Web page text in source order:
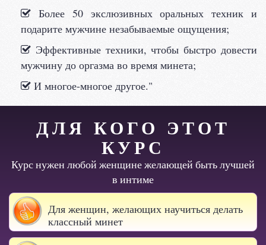
Более 50 экслюзивных оральных техник и
подарите мужчине незабываемые ощущения;
Эффективные техники, чтобы быстро довести
мужчину до оргазма во время минета;
И многое-многое другое."
ДЛЯ КОГО ЭТОТ
КУРС
Курс нужен любой женщине желающей быть лучшей
в интиме
Для женщин, желающих научиться делать
классный минет